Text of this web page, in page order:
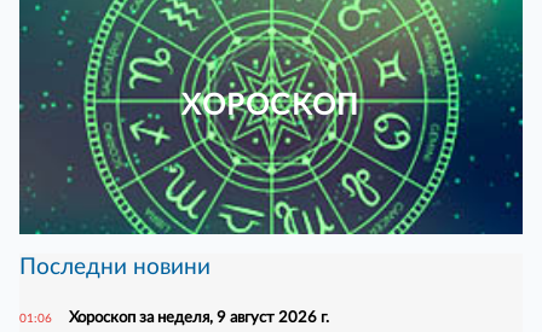
ХОРОСКОП
Последни новини
01:06 Хороскоп за неделя, 9 август 2026 г.